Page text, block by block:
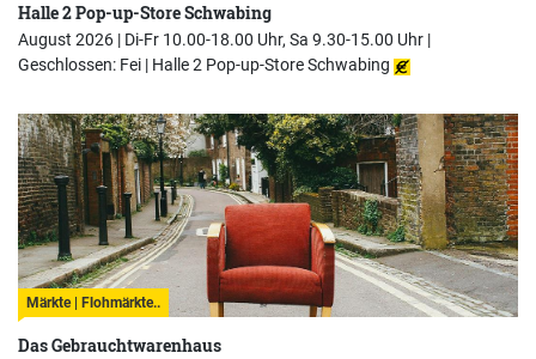
Halle 2 Pop-up-Store Schwabing
August 2026 | Di-Fr 10.00-18.00 Uhr, Sa 9.30-15.00 Uhr |
Geschlossen: Fei | Halle 2 Pop-up-Store Schwabing
Märkte | Flohmärkte..
Das Gebrauchtwarenhaus